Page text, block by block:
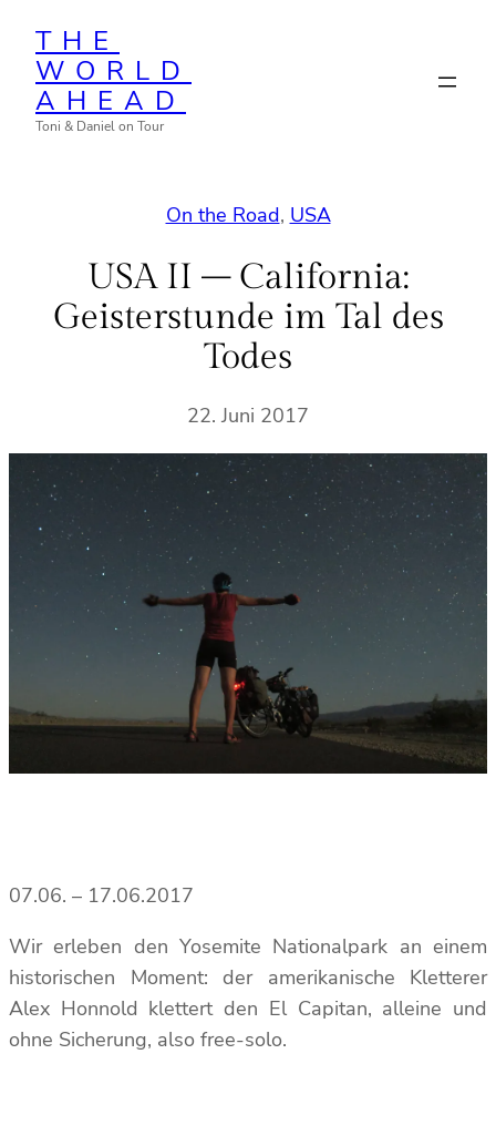
Inhalt
springen
THE
WORLD
AHEAD
Toni & Daniel on Tour
On the Road, USA
USA II – California:
Geisterstunde im Tal des
Todes
22. Juni 2017
07.06. – 17.06.2017
Wir erleben den Yosemite Nationalpark an einem
historischen Moment: der amerikanische Kletterer
Alex Honnold klettert den El Capitan, alleine und
ohne Sicherung, also free-solo.